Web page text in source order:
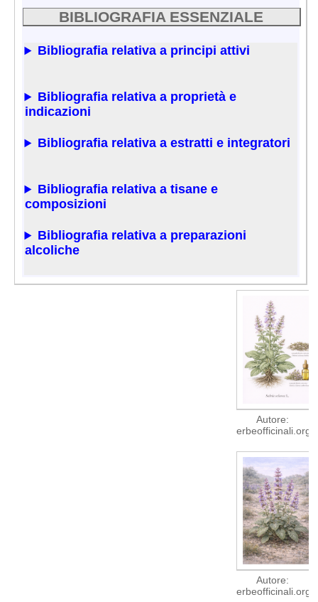
BIBLIOGRAFIA ESSENZIALE
Bibliografia relativa a principi attivi
Bibliografia relativa a proprietà e
indicazioni
Bibliografia relativa a estratti e integratori
Bibliografia relativa a tisane e
composizioni
Bibliografia relativa a preparazioni
alcoliche
Autore:
erbeofficinali.org
Autore:
erbeofficinali.org